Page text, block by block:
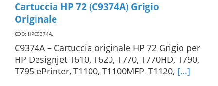
Cartuccia HP 72 (C9374A) Grigio
Originale
COD: HPC9374A.
C9374A – Cartuccia originale HP 72 Grigio per
HP Designjet T610, T620, T770, T770HD, T790,
T795 ePrinter, T1100, T1100MFP, T1120, [...]